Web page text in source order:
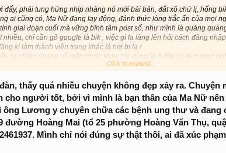
đẩy, phải tung hứng nhịp nhàng nó mới bài bản, đắt xô chứ lị, hổng
ai cũng có, Ma Nữ đang lay động, đánh thức lòng trắc ẩn của mọi
giai đoạn cuối mà vững bình tâm post số, như mình là quáng
nhiều, chỉ cần gõ google là bik , việc gì la làng lên hỏi cách đăng
kí làm thành viên trang khác là hơi bị lạ !
tự nhiên phang vô mặt người khác cái đùng là ở đây ko ai trượng
con cháu gia đình hoặc là làm phước để giải hạn thì họ ko câu nệ là
cảm thấy rất vui và bình an trong tâm hồn. 1 ngày lượng truy cập
, ok giúp _ Chuyện nhỏ như hạt bụi. Chuyển khoản thì ko nói chứ ai
thấy kì kì, ngại ngại.
mất niềm tin vào cuộc sống _ Họ muốn trải lòng cũng phải băn
va chạm, thấy được thực cảnh của xã hội mặt trong và ngoài thì họ
có thế lực, quyền uy, giám đốc, phó giám đốc, việt kiều hay việt
Click to expand...
thấy quá nhiều chuyện không đẹp xảy ra.
cho người tốt, bởi vì mình là bạn thân của Ma Nữ
ông Lương y chuyên chữa các bệnh ung thư và
đường Hoàng Mai (tổ 25 phường Hoàng Văn Thụ,
Mình chỉ nói đúng sự thật thôi, ai đã xúc